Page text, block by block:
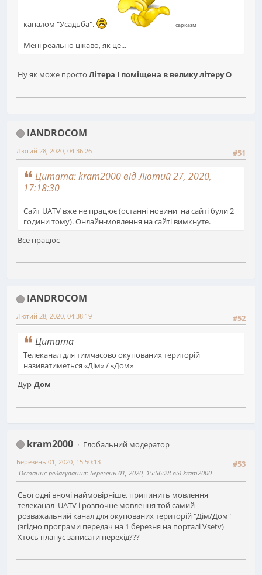
каналом "Усадьба". сарказм
Мені реально цікаво, як це...
Ну як може просто Літера І поміщена в велику літеру О
IANDROCOM
#51
Лютий 28, 2020, 04:36:26
Цитата: kram2000 від Лютий 27, 2020,
17:18:30
Сайт UATV вже не працює (останні новини на сайті були 2
години тому). Онлайн-мовлення на сайті вимкнуте.
Все працює
IANDROCOM
#52
Лютий 28, 2020, 04:38:19
Цитата
Телеканал для тимчасово окупованих територій
називатиметься «Дім» / «Дом»
Дур-Дом
kram2000
Глобальний модератор
#53
Березень 01, 2020, 15:50:13
Останнє редагування: Березень 01, 2020, 15:56:28 від kram2000
Сьогодні вночі наймовірніше, припинить мовлення
телеканал UATV і розпочне мовлення той самий
розважальний канал для окупованих територій "Дім/Дом"
(згідно програми передач на 1 березня на порталі Vsetv)
Хтось планує записати перехід???